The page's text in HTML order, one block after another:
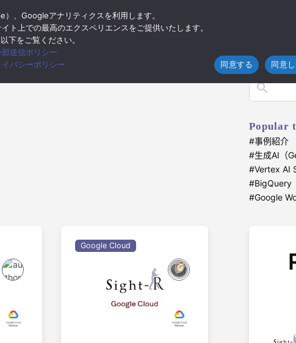
Google Workspace モバイル インフラ
Popular
事例紹介
生成AI（
Vertex AI
BigQuery
Google
Google Cloud
、Googleアナリティクスを利用します。
ト上での最高のエクスペリエンスをご提供いたします。
下をご覧ください。
部送信ポリシー
イバシーポリシー
同意する 同意